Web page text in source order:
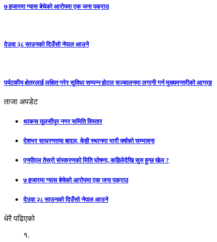
७ हजारमा ग्यास बेचेको आरोपमा एक जना पक्राउ
देउवा २८ साउनको दिउँसो नेपाल आउने
पर्यटकीय क्षेत्रलाई लक्षित गरेर सुविधा सम्पन्न होटल सञ्चालनमा लगानी गर्न मुख्यमन्त्रीको आग्रह
ताजा अपडेट
थाकस तुलसीपुर नगर समिति विस्तार
देशभर साधरणतया बादल, केही स्थानमा भारी वर्षाको सम्भावना
एनपीएल तेस्रो संस्करणको मिति घोषणा, कहिलेदेखि सुरु हुन्छ खेल ?
७ हजारमा ग्यास बेचेको आरोपमा एक जना पक्राउ
देउवा २८ साउनको दिउँसो नेपाल आउने
धेरै पढिएको
१.